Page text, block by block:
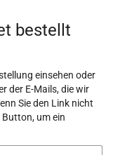
bestellt
einsehen oder
der E-Mails, die wir
Sie den Link nicht
um ein